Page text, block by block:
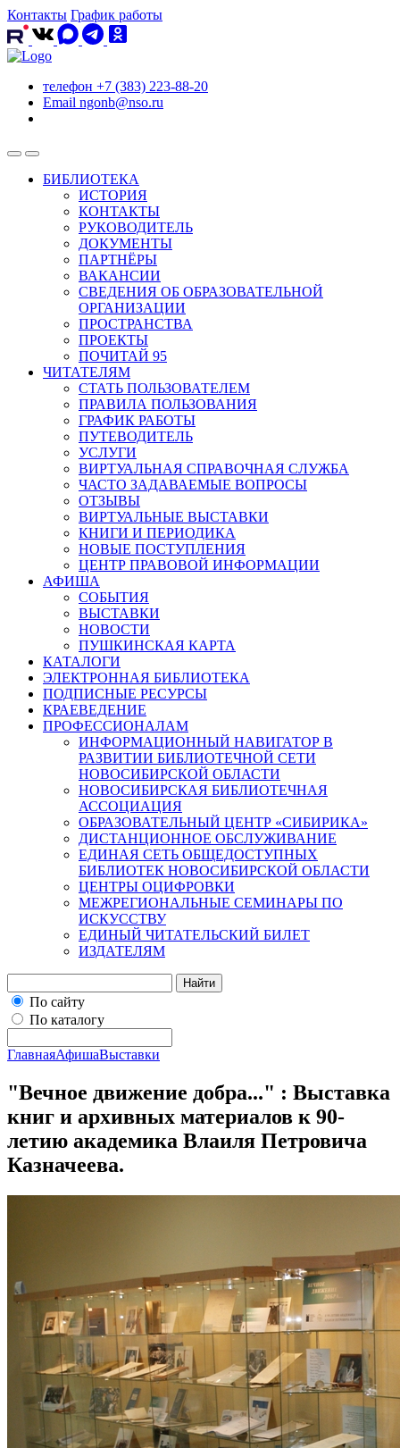
Контакты График работы
телефон +7 (383) 223-88-20
Email ngonb@nso.ru
БИБЛИОТЕКА
ИСТОРИЯ
КОНТАКТЫ
РУКОВОДИТЕЛЬ
ДОКУМЕНТЫ
ПАРТНЁРЫ
ВАКАНСИИ
СВЕДЕНИЯ ОБ ОБРАЗОВАТЕЛЬНОЙ
ОРГАНИЗАЦИИ
ПРОСТРАНСТВА
ПРОЕКТЫ
ПОЧИТАЙ 95
ЧИТАТЕЛЯМ
СТАТЬ ПОЛЬЗОВАТЕЛЕМ
ПРАВИЛА ПОЛЬЗОВАНИЯ
ГРАФИК РАБОТЫ
ПУТЕВОДИТЕЛЬ
УСЛУГИ
ВИРТУАЛЬНАЯ СПРАВОЧНАЯ СЛУЖБА
ЧАСТО ЗАДАВАЕМЫЕ ВОПРОСЫ
ОТЗЫВЫ
ВИРТУАЛЬНЫЕ ВЫСТАВКИ
КНИГИ И ПЕРИОДИКА
НОВЫЕ ПОСТУПЛЕНИЯ
ЦЕНТР ПРАВОВОЙ ИНФОРМАЦИИ
АФИША
СОБЫТИЯ
ВЫСТАВКИ
НОВОСТИ
ПУШКИНСКАЯ КАРТА
КАТАЛОГИ
ЭЛЕКТРОННАЯ БИБЛИОТЕКА
ПОДПИСНЫЕ РЕСУРСЫ
КРАЕВЕДЕНИЕ
ПРОФЕССИОНАЛАМ
ИНФОРМАЦИОННЫЙ НАВИГАТОР В
РАЗВИТИИ БИБЛИОТЕЧНОЙ СЕТИ
НОВОСИБИРСКОЙ ОБЛАСТИ
НОВОСИБИРСКАЯ БИБЛИОТЕЧНАЯ
АССОЦИАЦИЯ
ОБРАЗОВАТЕЛЬНЫЙ ЦЕНТР «СИБИРИКА»
ДИСТАНЦИОННОЕ ОБСЛУЖИВАНИЕ
ЕДИНАЯ СЕТЬ ОБЩЕДОСТУПНЫХ
БИБЛИОТЕК НОВОСИБИРСКОЙ ОБЛАСТИ
ЦЕНТРЫ ОЦИФРОВКИ
МЕЖРЕГИОНАЛЬНЫЕ СЕМИНАРЫ ПО
ИСКУССТВУ
ЕДИНЫЙ ЧИТАТЕЛЬСКИЙ БИЛЕТ
ИЗДАТЕЛЯМ
Найти
По сайту
По каталогу
ГлавнаяАфишаВыставки
"Вечное движение добра..." : Выставка
книг и архивных материалов к 90-
летию академика Влаиля Петровича
Казначеева.